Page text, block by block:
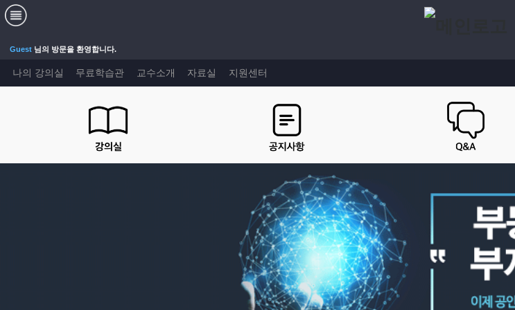
Guest 님의 방문을 환영합니다.
나의 강의실 무료학습관 교수소개 자료실 지원센터